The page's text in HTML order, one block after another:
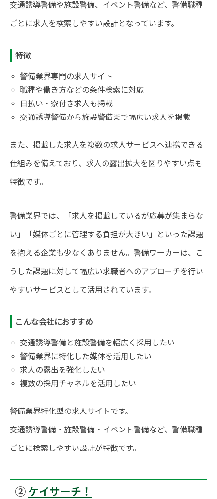
交通誘導警備や施設警備、イベント警備など、警備職種
ごとに求人を検索しやすい設計となっています。
特徴
警備業界専門の求人サイト
職種や働き方などの条件検索に対応
日払い・寮付き求人も掲載
交通誘導警備から施設警備まで幅広い求人を掲載
また、掲載した求人を複数の求人サービスへ連携できる
仕組みを備えており、求人の露出拡大を図りやすい点も
特徴です。
警備業界では、「求人を掲載しているが応募が集まらな
い」「媒体ごとに管理する負担が大きい」といった課題
を抱える企業も少なくありません。警備ワーカーは、こ
うした課題に対して幅広い求職者へのアプローチを行い
やすいサービスとして活用されています。
こんな会社におすすめ
交通誘導警備と施設警備を幅広く採用したい
警備業界に特化した媒体を活用したい
求人の露出を強化したい
複数の採用チャネルを活用したい
警備業界特化型の求人サイトです。
交通誘導警備・施設警備・イベント警備など、警備職種
ごとに検索しやすい設計が特徴です。
② ケイサーチ！